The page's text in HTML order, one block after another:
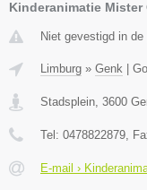
Kinderanimatie Mister
Niet gevestigd in
Limburg » Genk
Stadsplein, 3600
Tel: 0478822879,
E-mail ›